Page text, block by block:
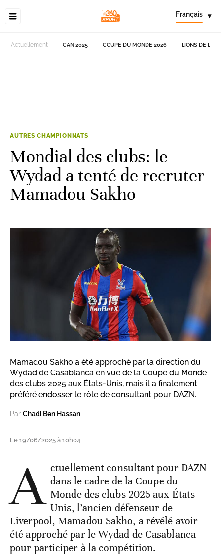
Français ▾
Actuellement CAN 2025 COUPE DU MONDE 2026 LIONS DE
AUTRES CHAMPIONNATS
Mondial des clubs: le
Wydad a tenté de recruter
Mamadou Sakho
Mamadou Sakho a été approché par la direction du
Wydad de Casablanca en vue de la Coupe du Monde
des clubs 2025 aux États-Unis, mais il a finalement
préféré endosser le rôle de consultant pour DAZN.
Par Chadi Ben Hassan
Le 19/06/2025 à 10h04
A ctuellement consultant pour DAZN
dans le cadre de la Coupe du
Monde des clubs 2025 aux États-
Unis, l’ancien défenseur de
Liverpool, Mamadou Sakho, a révélé avoir
été approché par le Wydad de Casablanca
pour participer à la compétition.